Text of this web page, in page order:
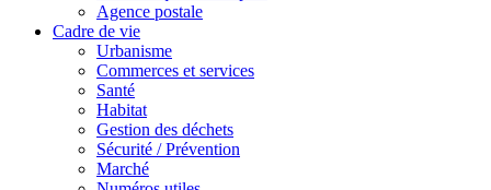
Agence postale
Cadre de vie
Urbanisme
Commerces et services
Santé
Habitat
Gestion des déchets
Sécurité / Prévention
Marché